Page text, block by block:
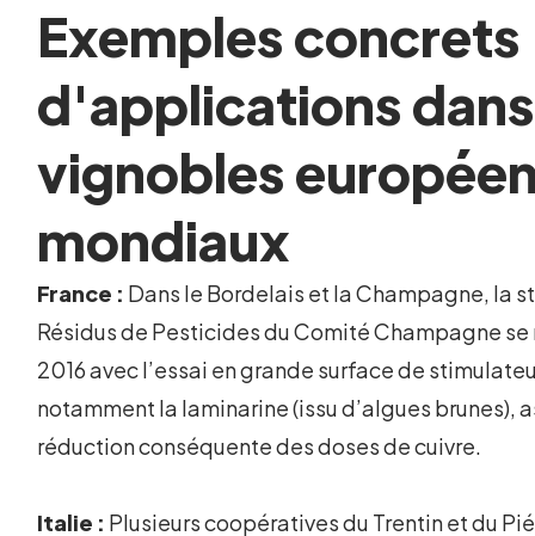
Exemples concrets
d'applications
vignobles
mondiaux
France : Dans le Bordelais et la Champagne, la
Résidus de Pesticides du Comité Champagne
2016 avec l’essai en grande surface de
notamment la laminarine (issu d’algues brunes),
réduction conséquente des doses de cuivre.
Italie : Plusieurs coopératives du Trentin et du